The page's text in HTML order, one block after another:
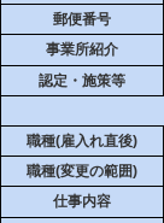
郵便番号
事業所紹介
認定・施策等
職種(雇入れ直後)
職種(変更の範囲)
仕事内容